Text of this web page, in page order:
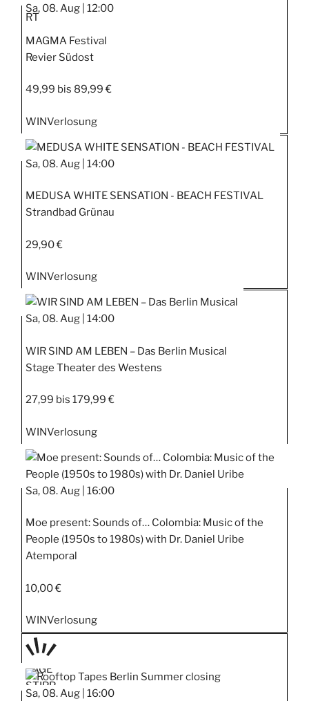
RT
Sa, 08. Aug | 12:00
MAGMA Festival
Revier Südost
49,99 bis 89,99 €
WINVerlosung
Sa, 08. Aug | 14:00
MEDUSA WHITE SENSATION - BEACH FESTIVAL
Strandbad Grünau
29,90 €
WINVerlosung
Sa, 08. Aug | 14:00
WIR SIND AM LEBEN – Das Berlin Musical
Stage Theater des Westens
27,99 bis 179,99 €
WINVerlosung
Sa, 08. Aug | 16:00
Moe present: Sounds of… Colombia: Music of the
People (1950s to 1980s) with Dr. Daniel Uribe
Atemporal
10,00 €
WINVerlosung
TAGE
STIPP
Sa, 08. Aug | 16:00